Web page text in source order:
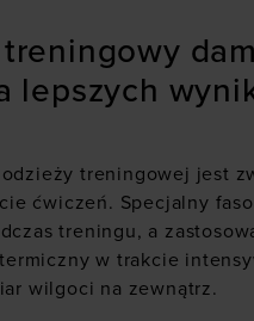
lepszych
odzieży treningowej jest
ćwiczeń. Specjalny
treningu, a
w trakcie
wilgoci na zewnątrz.